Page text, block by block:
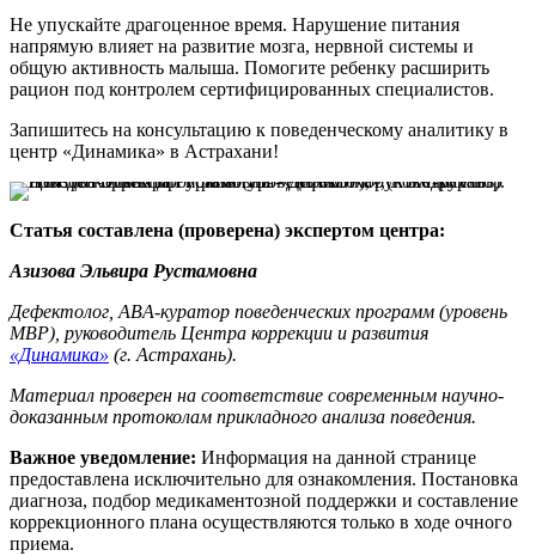
зависимости во время еды.
Не упускайте драгоценное время. Нарушение питания
напрямую влияет на развитие мозга, нервной системы и
общую активность малыша. Помогите ребенку расширить
рацион под контролем сертифицированных специалистов.
Запишитесь на консультацию к поведенческому аналитику в
центр «Динамика» в Астрахани!
Статья составлена (проверена) экспертом центра:
Азизова Эльвира Рустамовна
Дефектолог, ABA-куратор поведенческих программ (уровень
MBP), руководитель Центра коррекции и развития
«Динамика» (г. Астрахань).
Материал проверен на соответствие современным научно-
доказанным протоколам прикладного анализа поведения.
Важное уведомление: Информация на данной странице
предоставлена исключительно для ознакомления. Постановка
диагноза, подбор медикаментозной поддержки и составление
коррекционного плана осуществляются только в ходе очного
приема.